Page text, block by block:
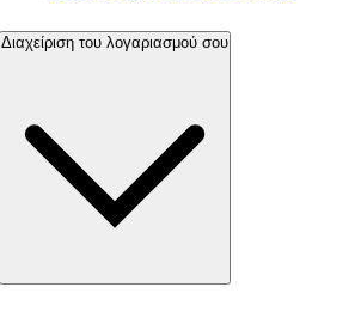
Διαχείριση του λογαριασμού σου